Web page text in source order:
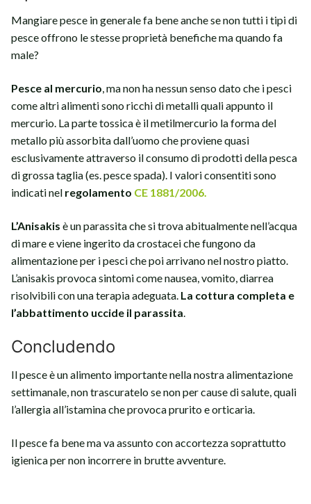
Mangiare pesce in generale fa bene anche se non tutti i tipi di
pesce offrono le stesse proprietà benefiche ma quando fa
male?
Pesce al mercurio, ma non ha nessun senso dato che i pesci
come altri alimenti sono ricchi di metalli quali appunto il
mercurio. La parte tossica è il metilmercurio la forma del
metallo più assorbita dall’uomo che proviene quasi
esclusivamente attraverso il consumo di prodotti della pesca
di grossa taglia (es. pesce spada). I valori consentiti sono
indicati nel regolamento CE 1881/2006.
L’Anisakis è un parassita che si trova abitualmente nell’acqua
di mare e viene ingerito da crostacei che fungono da
alimentazione per i pesci che poi arrivano nel nostro piatto.
L’anisakis provoca sintomi come nausea, vomito, diarrea
risolvibili con una terapia adeguata. La cottura completa e
l’abbattimento uccide il parassita
Concludendo
Il pesce è un alimento importante nella nostra alimentazione
settimanale, non trascuratelo se non per cause di salute, quali
l’allergia all’istamina che provoca prurito e orticaria.
Il pesce fa bene ma va assunto con accortezza soprattutto
igienica per non incorrere in brutte avventure.